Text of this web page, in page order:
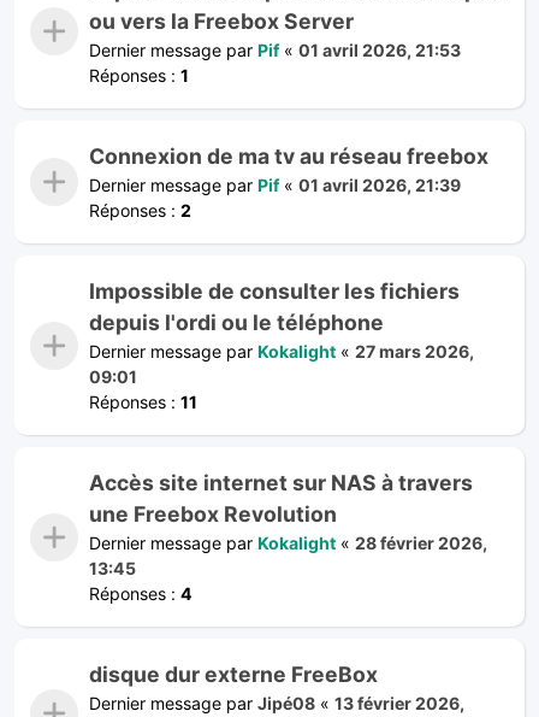
ou vers la Freebox Server
Dernier message par Pif« 01 avril 2026, 21:53
Réponses : 1
Connexion de ma tv au réseau freebox
Dernier message par Pif« 01 avril 2026, 21:39
Réponses : 2
Impossible de consulter les fichiers
depuis l'ordi ou le téléphone
Dernier message par Kokalight « 27 mars 2026,
09:01
Réponses : 11
Accès site internet sur NAS à travers
une Freebox Revolution
Dernier message par Kokalight « 28 février 2026,
13:45
Réponses : 4
disque dur externe FreeBox
Dernier message par Jipé08 « 13 février 2026,